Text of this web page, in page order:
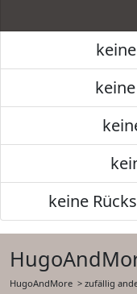
keine
HugoAndMore > zufällig